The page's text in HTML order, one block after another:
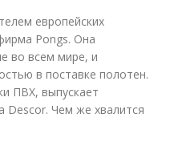
европейских
Pongs. Она
во всем мире, и
в поставке полотен.
ПВХ, выпускает
Descor. Чем же хвалится